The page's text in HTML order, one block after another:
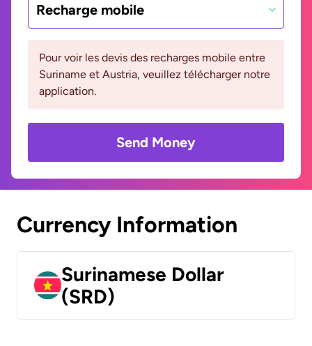
Recharge mobile
Pour voir les devis des recharges mobile entre
Suriname et Austria, veuillez télécharger notre
application.
Send Money
Currency Information
Surinamese Dollar
(SRD)